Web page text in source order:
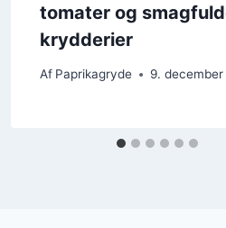
tomater og
krydderier
Af Paprikagryde 9.